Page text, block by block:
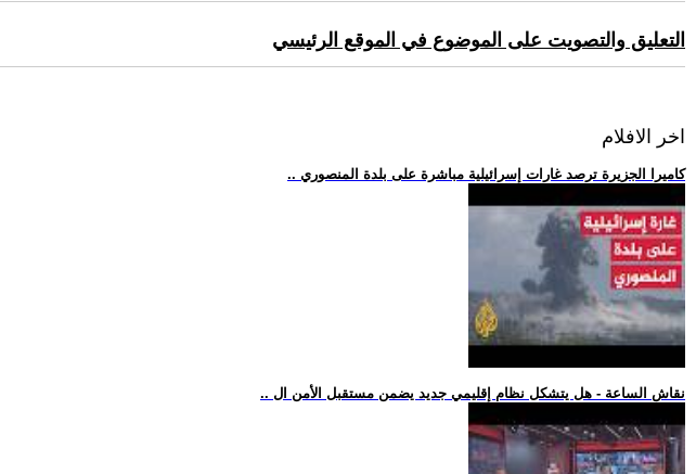
التعليق والتصويت على الموضوع في الموقع الرئيسي
اخر الافلام
.. كاميرا الجزيرة ترصد غارات إسرائيلية مباشرة على بلدة المنصوري
.. نقاش الساعة - هل يتشكل نظام إقليمي جديد يضمن مستقبل الأمن ال